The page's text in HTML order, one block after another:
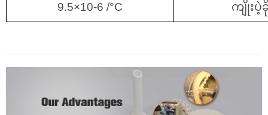
9.5×10-6 /°C ကျိုးပဲ့